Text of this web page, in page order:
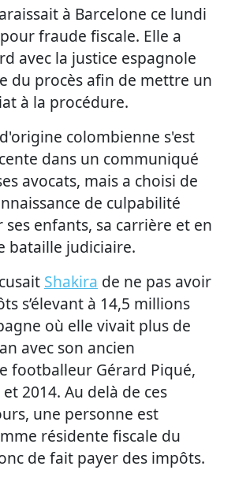
à Barcelone ce lundi
fraude fiscale. Elle a
avec la justice espagnole
du procès afin de mettre un
à la procédure.
colombienne s'est
dans un communiqué
avocats, mais a choisi de
de culpabilité
enfants, sa carrière et en
bataille judiciaire.
Shakira de ne pas avoir
s’élevant à 14,5 millions
où elle vivait plus de
avec son ancien
footballeur Gérard Piqué,
2014. Au delà de ces
une personne est
résidente fiscale du
de fait payer des impôts.